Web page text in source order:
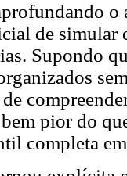
o
de simular
Supondo
pior do
completa